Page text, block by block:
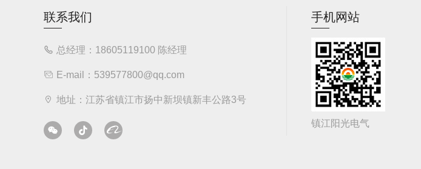
联系我们
总经理：18605119100 陈经理
E-mail：539577800@qq.com
地址：江苏省镇江市扬中新坝镇新丰公路3号
手机网站
镇江阳光电气